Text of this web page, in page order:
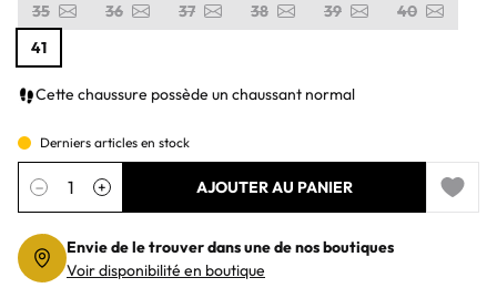
35
36 37 38 39
40
41
Cette chaussure possède un chaussant normal
Derniers articles en stock
Quantité
− + AJOUTER AU PANIER
Add to
Envie de le trouver dans une de nos boutiques
Voir disponibilité en boutique